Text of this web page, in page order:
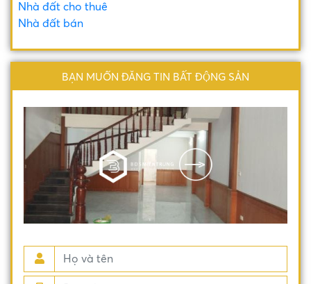
Nhà đất cho thuê
Nhà đất bán
BẠN MUỐN ĐĂNG TIN BẤT ĐỘNG SẢN